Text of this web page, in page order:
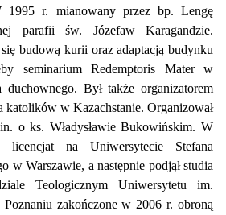
1995 r. mianowany przez bp. Lengę
parafii św. Józefaw Karagandzie.
się budową kurii oraz adaptacją budynku
seminarium Redemptoris Mater w
duchownego. Był także organizatorem
katolików w Kazachstanie. Organizował
o ks. Władysławie Bukowińskim. W
licencjat na Uniwersytecie Stefana
w Warszawie, a następnie podjął studia
Teologicznym Uniwersytetu im.
zakończone w 2006 r. obroną